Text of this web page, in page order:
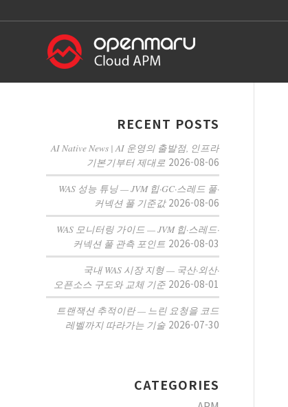
RECENT POSTS
AI Native News | AI 운영의 출발점, 인프라
기본기부터 제대로 2026-08-06
WAS 성능 튜닝 — JVM 힙·GC·스레드 풀·
커넥션 풀 기준값 2026-08-06
WAS 모니터링 가이드 — JVM 힙·스레드·
커넥션 풀 관측 포인트 2026-08-03
국내 WAS 시장 지형 — 국산·외산·
오픈소스 구도와 교체 기준 2026-08-01
트랜잭션 추적이란 — 느린 요청을 코드
레벨까지 따라가는 기술 2026-07-30
CATEGORIES